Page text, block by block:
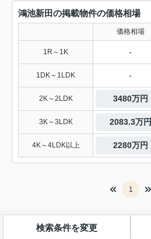
鴻池新田の掲載物件の価格相場
価格相場
1R～1K -
1DK～1LDK -
2K～2LDK 3480万円
3K～3LDK 2083.3万円
4K～4LDK以上 2280万円
1
検索条件を変更